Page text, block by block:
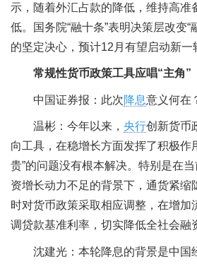
示，随着外汇占款的降低，维持高准
低。国务院“融十条”表明决策层改变“
的坚定决心，预计12月有望启动新一
常规性货币政策工具应唱“主角”
中国证券报：此次降息意义何在
温彬：今年以来， 央行创新货币
向工具，在稳增长方面发挥了积极作
贵”的问题没有根本解决。特别是在
资增长动力不足的背景下，通货紧缩
时对货币政策采取相应调整，在增加
调贷款基准利率，切实降低全社会融
沈建光：本轮降息的背景是中国